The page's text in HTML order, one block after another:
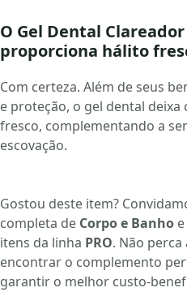
O Gel Dental
proporciona hálito
Com certeza. Além de seus
e proteção, o gel dental deixa
fresco, complementando a
escovação.
Gostou deste item?
completa de Corpo e Banho
itens da linha PRO. Não
encontrar o complemento
garantir o melhor custo-